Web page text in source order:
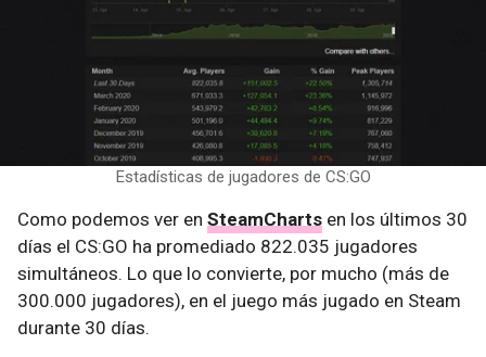
Estadísticas de jugadores de CS:GO
Como podemos ver en SteamCharts en los últimos 30
días el CS:GO ha promediado 822.035 jugadores
simultáneos. Lo que lo convierte, por mucho (más de
300.000 jugadores), en el juego más jugado en Steam
durante 30 días.